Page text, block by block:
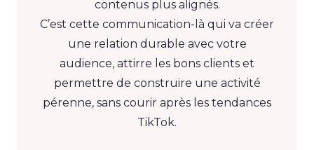
contenus plus alignés.
C’est cette communication-là qui va créer
une relation durable avec votre
audience, attirre les bons clients et
permettre de construire une activité
pérenne, sans courir après les tendances
TikTok.